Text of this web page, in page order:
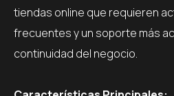
tiendas online que requieren
frecuentes y un soporte más
continuidad del negocio.